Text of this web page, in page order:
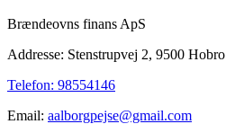
Brændeovns finans ApS
Addresse: Stenstrupvej 2, 9500 Hobro
Telefon: 98554146
Email: aalborgpejse@gmail.com